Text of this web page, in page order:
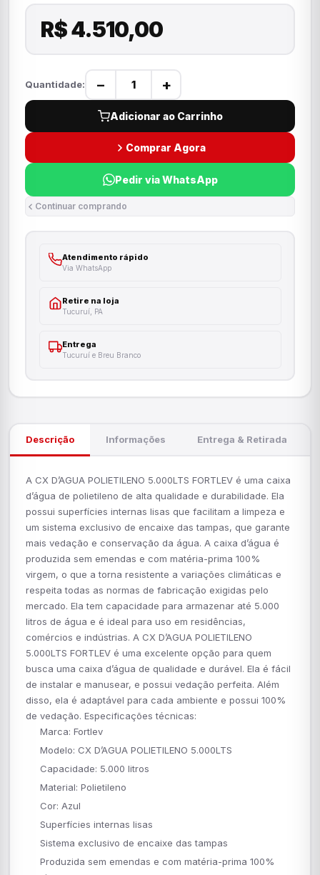
R$ 4.510,00
Quantidade: − +
Adicionar ao Carrinho
Comprar Agora
Pedir via WhatsApp
Continuar comprando
Atendimento rápido
Via WhatsApp
Retire na loja
Tucuruí, PA
Entrega
Tucuruí e Breu Branco
Descrição Informações Entrega & Retirada
A CX D’AGUA POLIETILENO 5.000LTS FORTLEV é uma caixa
d’água de polietileno de alta qualidade e durabilidade. Ela
possui superfícies internas lisas que facilitam a limpeza e
um sistema exclusivo de encaixe das tampas, que garante
mais vedação e conservação da água. A caixa d’água é
produzida sem emendas e com matéria-prima 100%
virgem, o que a torna resistente a variações climáticas e
respeita todas as normas de fabricação exigidas pelo
mercado. Ela tem capacidade para armazenar até 5.000
litros de água e é ideal para uso em residências,
comércios e indústrias. A CX D’AGUA POLIETILENO
5.000LTS FORTLEV é uma excelente opção para quem
busca uma caixa d’água de qualidade e durável. Ela é fácil
de instalar e manusear, e possui vedação perfeita. Além
disso, ela é adaptável para cada ambiente e possui 100%
de vedação. Especificações técnicas:
Marca: Fortlev
Modelo: CX D’AGUA POLIETILENO 5.000LTS
Capacidade: 5.000 litros
Material: Polietileno
Cor: Azul
Superfícies internas lisas
Sistema exclusivo de encaixe das tampas
Produzida sem emendas e com matéria-prima 100%